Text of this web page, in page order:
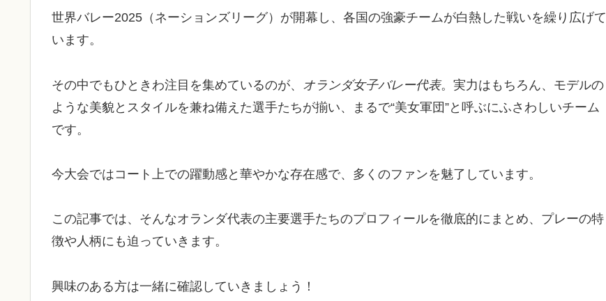
世界バレー2025（ネーションズリーグ）が開幕し、各国の強豪チームが白熱した戦いを繰り広げて
います。
その中でもひときわ注目を集めているのが、 オランダ女子バレー代表。実力はもちろん、モデルの
ような美貌とスタイルを兼ね備えた選手たちが揃い、まるで“美女軍団”と呼ぶにふさわしいチーム
です。
今大会ではコート上での躍動感と華やかな存在感で、多くのファンを魅了しています。
この記事では、そんなオランダ代表の主要選手たちのプロフィールを徹底的にまとめ、プレーの特
徴や人柄にも迫っていきます。
興味のある方は一緒に確認していきましょう！